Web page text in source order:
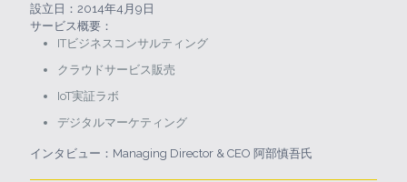
設立日：2014年4月9日
サービス概要：
ITビジネスコンサルティング
クラウドサービス販売
IoT実証ラボ
デジタルマーケティング
インタビュー：Managing Director & CEO 阿部慎吾氏